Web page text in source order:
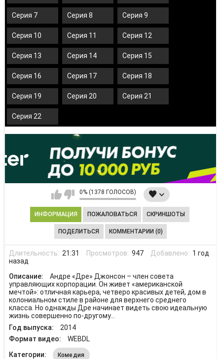
Серия 7 Серия 8 Серия 9
Серия 10 Серия 11 Серия 12
Серия 13 Серия 14 Серия 15
Серия 16 Серия 17 Серия 18
Серия 19 Серия 20 Серия 21
Серия 22
0% (1378 ГОЛОСОВ)
ИНФОРМАЦИЯ ПОЖАЛОВАТЬСЯ СКРИНШОТЫ
ПОДЕЛИТЬСЯ КОММЕНТАРИИ (0)
Длительность: 21:31 Просмотров: 947 Добавлено: 1 год
назад
Описание:
Андре «Дре» Джонсон – член совета
управляющих корпорации. Он живет «американской
мечтой»: отличная карьера, четверо красивых детей, дом в
колониальном стиле в районе для верхнего среднего
класса. Но однажды Дре начинает видеть свою идеальную
жизнь совершенно по-другому…
Год выпуска:
2014
Формат видео:
WEBDL
Категории:
Комедия